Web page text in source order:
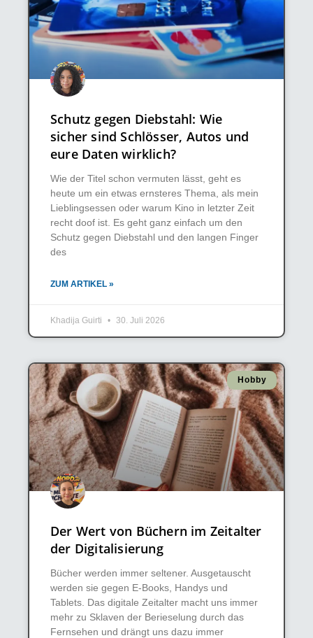
Schutz gegen Diebstahl: Wie
sicher sind Schlösser, Autos und
eure Daten wirklich?
Wie der Titel schon vermuten lässt, geht es
heute um ein etwas ernsteres Thema, als mein
Lieblingsessen oder warum Kino in letzter Zeit
recht doof ist. Es geht ganz einfach um den
Schutz gegen Diebstahl und den langen Finger
des
ZUM ARTIKEL »
Khadija Guirti 30. Juli 2026
Hobby
Der Wert von Büchern im Zeitalter
der Digitalisierung
Bücher werden immer seltener. Ausgetauscht
werden sie gegen E-Books, Handys und
Tablets. Das digitale Zeitalter macht uns immer
mehr zu Sklaven der Berieselung durch das
Fernsehen und drängt uns dazu immer